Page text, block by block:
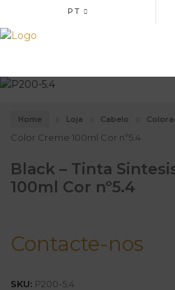
PT
Home Loja Cabelo
Color Creme 100ml Cor nº5.4
Black – Tinta
100ml Cor nº5.4
Contacte-nos
SKU: P200-5.4